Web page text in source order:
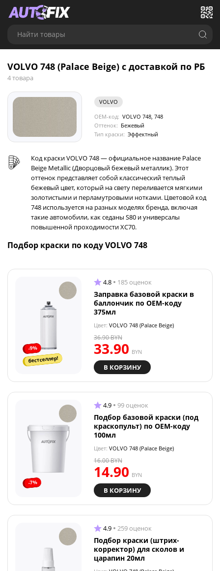
Найти товары
VOLVO 748 (Palace Beige) с доставкой по РБ
4 товара
VOLVO
OEM-код: VOLVO 748, 748
Оттенок: Бежевый
Тип краски: Эффектный
Код краски VOLVO 748 — официальное название Palace
Beige Metallic (Дворцовый бежевый металлик). Этот
оттенок представляет собой классический теплый
бежевый цвет, который на свету переливается мягкими
золотистыми и перламутровыми нотками. Цветовой код
748 используется на разных моделях бренда, включая
такие автомобили, как седаны S80 и универсалы
повышенной проходимости XC70.
Подбор краски по коду VOLVO 748
-9%
бестселлер!
4.8 185 оценок
Заправка базовой краски в
баллончик по OEM-коду
375мл
Цвет: VOLVO 748 (Palace Beige)
33.90 BYN
36.90BYN
В КОРЗИНУ
-7%
4.9 99 оценок
Подбор базовой краски (под
краскопульт) по OEM-коду
100мл
Цвет: VOLVO 748 (Palace Beige)
14.90 BYN
16.00BYN
В КОРЗИНУ
4.9 259 оценок
Подбор краски (штрих-
корректор) для сколов и
царапин 20мл